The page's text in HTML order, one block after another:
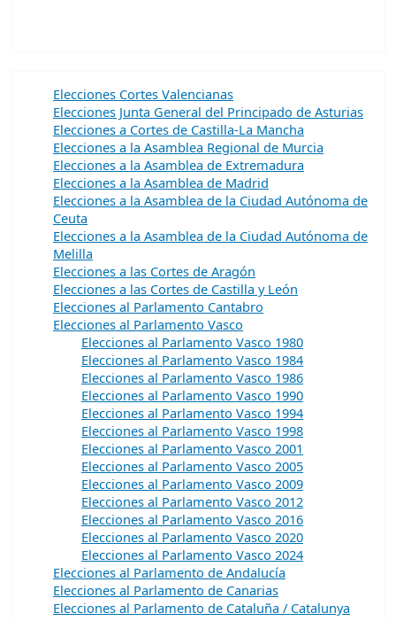
Elecciones Cortes Valencianas
Elecciones Junta General del Principado de Asturias
Elecciones a Cortes de Castilla-La Mancha
Elecciones a la Asamblea Regional de Murcia
Elecciones a la Asamblea de Extremadura
Elecciones a la Asamblea de Madrid
Elecciones a la Asamblea de la Ciudad Autónoma de
Ceuta
Elecciones a la Asamblea de la Ciudad Autónoma de
Melilla
Elecciones a las Cortes de Aragón
Elecciones a las Cortes de Castilla y León
Elecciones al Parlamento Cantabro
Elecciones al Parlamento Vasco
Elecciones al Parlamento Vasco 1980
Elecciones al Parlamento Vasco 1984
Elecciones al Parlamento Vasco 1986
Elecciones al Parlamento Vasco 1990
Elecciones al Parlamento Vasco 1994
Elecciones al Parlamento Vasco 1998
Elecciones al Parlamento Vasco 2001
Elecciones al Parlamento Vasco 2005
Elecciones al Parlamento Vasco 2009
Elecciones al Parlamento Vasco 2012
Elecciones al Parlamento Vasco 2016
Elecciones al Parlamento Vasco 2020
Elecciones al Parlamento Vasco 2024
Elecciones al Parlamento de Andalucía
Elecciones al Parlamento de Canarias
Elecciones al Parlamento de Cataluña / Catalunya